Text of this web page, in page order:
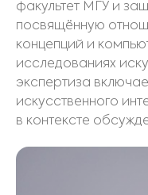
факультет МГУ и
посвящённую
концепций и
исследованиях
экспертиза
искусственного
в контексте